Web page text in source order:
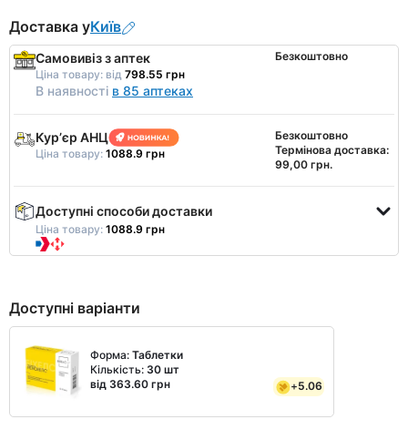
Доставка уКиїв
Самовивіз з аптек
Ціна товару: від 798.55 грн
В наявності в 85 аптеках
Безкоштовно
Курʼєр АНЦ
Ціна товару: 1088.9 грн
Безкоштовно
Термінова доставка:
99,00 грн.
Доступні способи доставки
Ціна товару: 1088.9 грн
Доступні варіанти
Форма: Таблетки
Кількість: 30 шт
від 363.60 грн
+5.06